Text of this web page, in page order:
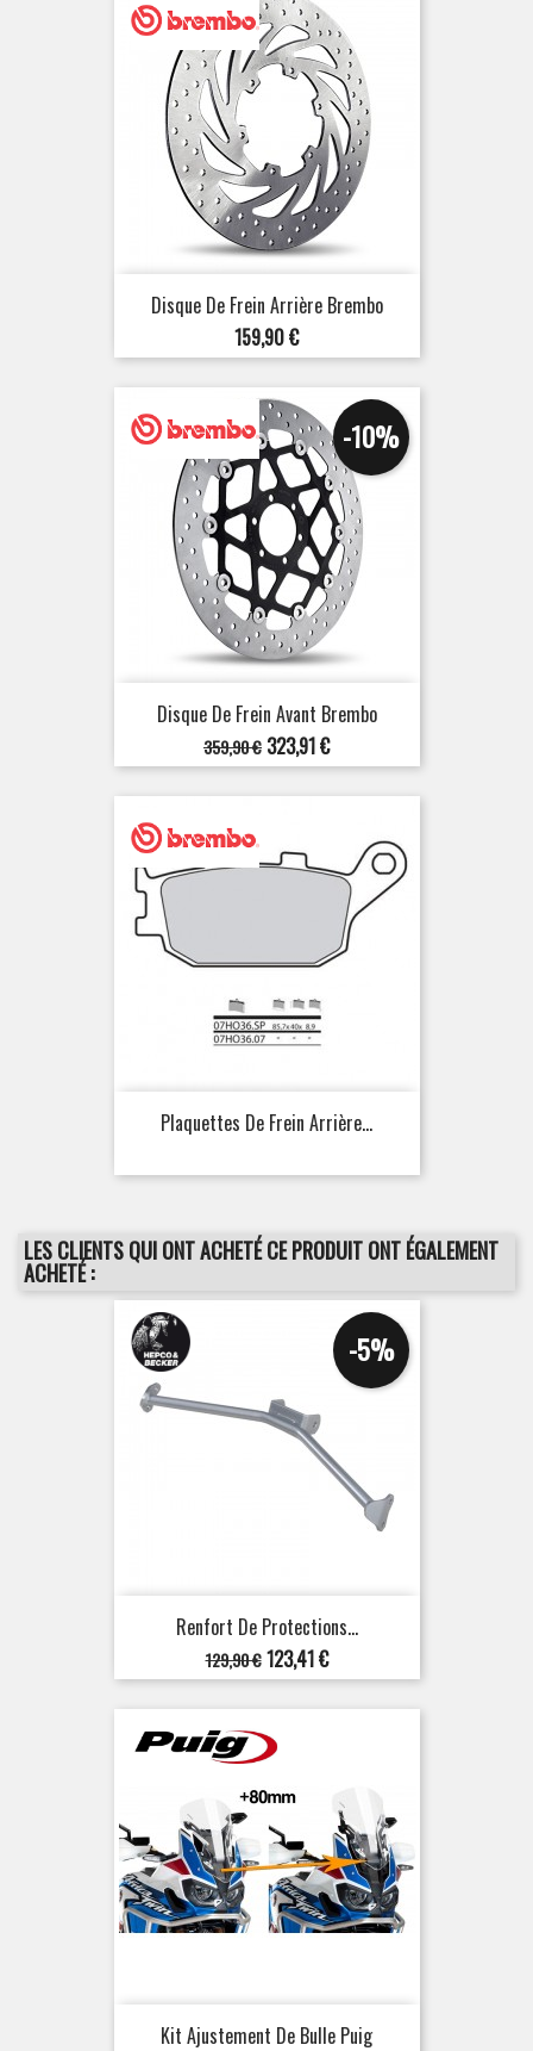
Disque De Frein Arrière Brembo
Prix
159,90 €
Disque De Frein Avant Brembo
Prix
de
base
359,90 €
-10%
Prix
323,91 €
Plaquettes De Frein Arrière...
LES CLIENTS QUI ONT ACHETÉ CE PRODUIT ONT ÉGALEMENT
ACHETÉ :
Renfort De Protections...
Prix
de
base
129,90 €
-5%
Prix
123,41 €
Kit Ajustement De Bulle Puig